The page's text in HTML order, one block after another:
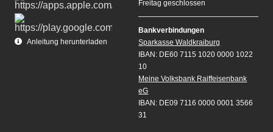
Anleitung herunterladen
Freitag geschlossen
Bankverbindungen
Sparkasse Waldkraiburg
IBAN: DE60 7115 1020 0000 1022
10
Meine Volksbank Raiffeisenbank
eG
IBAN: DE09 7116 0000 0001 3566
31